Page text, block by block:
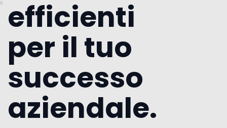
efficienti
per il tuo
successo
aziendale.